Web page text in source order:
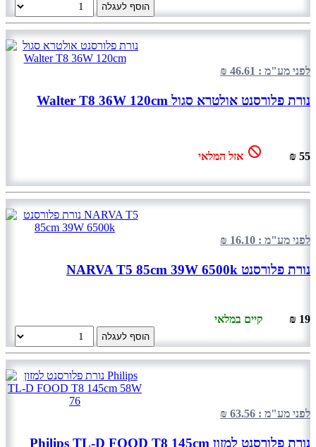
הוסף לעגלה
לפני מע"מ : 46.61 ₪
נורת פלורסנט אולטרא סגול Walter T8 36W 120cm
55 ₪ אזל המלאי
לפני מע"מ : 16.10 ₪
נורת פלורסנט NARVA T5 85cm 39W 6500k
19 ₪ קיים במלאי
הוסף לעגלה
לפני מע"מ : 63.56 ₪
נורת פלורסנט למזון Philips TL-D FOOD T8 145cm